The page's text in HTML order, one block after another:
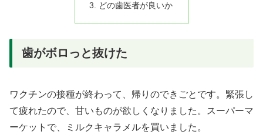
どの歯医者が良いか
歯がボロっと抜けた
ワクチンの接種が終わって、帰りのできごとです。緊張し
て疲れたので、甘いものが欲しくなりました。スーパーマ
ーケットで、ミルクキャラメルを買いました。